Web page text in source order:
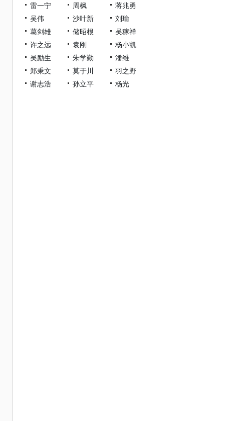
雷一宁
周枫
蒋兆勇
吴伟
沙叶新
刘瑜
葛剑雄
储昭根
吴稼祥
许之远
袁刚
杨小凯
吴励生
朱学勤
潘维
郑秉文
莫于川
羽之野
谢志浩
孙立平 杨光